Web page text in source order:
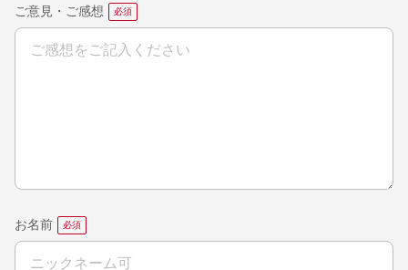
ご意見・ご感想
お名前